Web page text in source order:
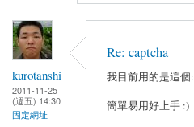
kurotanshi
2011-11-25
(週五) 14:30
固定網址
Re: captcha
我目前用的是這個:
簡單易用好上手 :)